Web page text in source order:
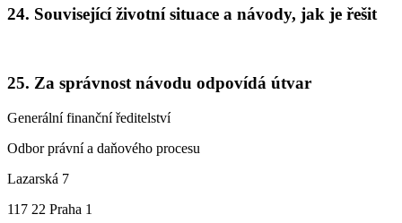
24. Související životní situace a návody, jak je řešit
25. Za správnost návodu odpovídá útvar
Generální finanční ředitelství
Odbor právní a daňového procesu
Lazarská 7
117 22 Praha 1